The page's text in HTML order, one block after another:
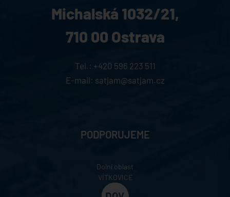
Michalská 1032/21,
710 00 Ostrava
Tel.: +420 596 223 511
E-mail: satjam@satjam.cz
PODPORUJEME
Dolní oblast
VÍTKOVICE